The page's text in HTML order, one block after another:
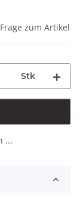
Frage zum Artikel
Stk
...